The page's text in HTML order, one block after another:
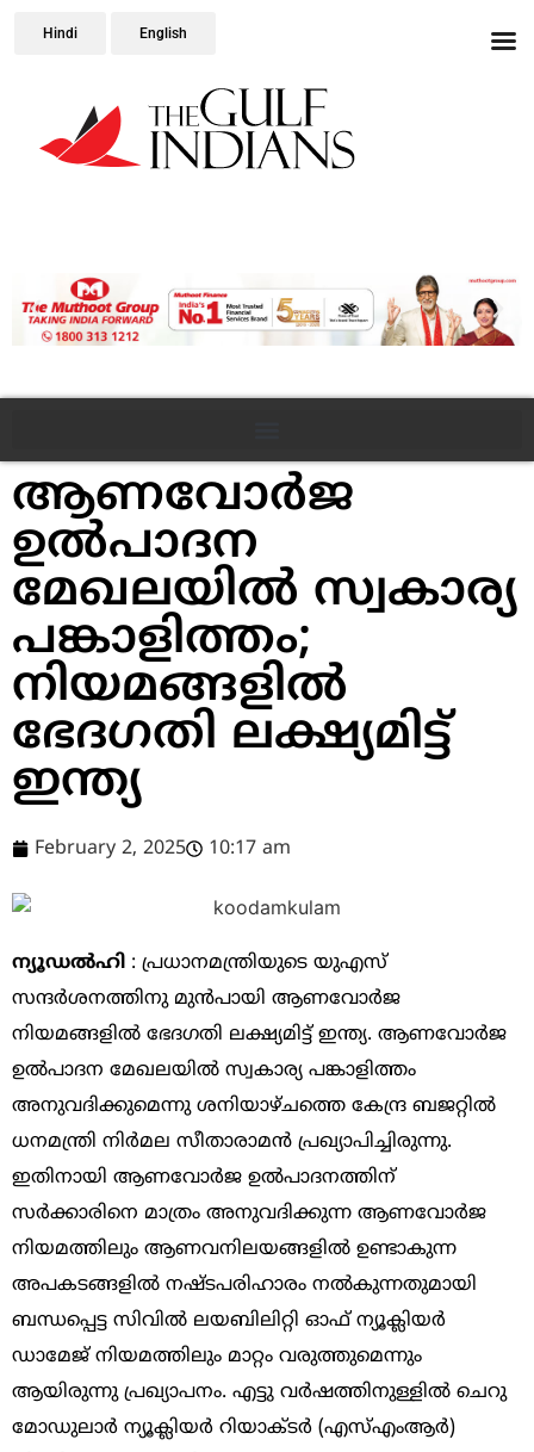
Hindi English
ആണവോർജ
ഉൽപാദന
മേഖലയിൽ സ്വകാര്യ
പങ്കാളിത്തം;
നിയമങ്ങളിൽ
ഭേദഗതി ലക്ഷ്യമിട്ട്
ഇന്ത്യ
February 2, 2025 10:17 am
ന്യൂഡൽഹി : പ്രധാനമന്ത്രിയുടെ യുഎസ്
സന്ദർശനത്തിനു മുൻപായി ആണവോർജ
നിയമങ്ങളിൽ ഭേദഗതി ലക്ഷ്യമിട്ട് ഇന്ത്യ. ആണവോർജ
ഉൽപാദന മേഖലയിൽ സ്വകാര്യ പങ്കാളിത്തം
അനുവദിക്കുമെന്നു ശനിയാഴ്ചത്തെ കേന്ദ്ര ബജറ്റിൽ
ധനമന്ത്രി നിർമല സീതാരാമൻ പ്രഖ്യാപിച്ചിരുന്നു.
ഇതിനായി ആണവോർജ ഉൽപാദനത്തിന്
സർക്കാരിനെ മാത്രം അനുവദിക്കുന്ന ആണവോർജ
നിയമത്തിലും ആണവനിലയങ്ങളിൽ ഉണ്ടാകുന്ന
അപകടങ്ങളിൽ നഷ്ടപരിഹാരം നൽകുന്നതുമായി
ബന്ധപ്പെട്ട സിവിൽ ലയബിലിറ്റി ഓഫ് ന്യൂക്ലിയർ
ഡാമേജ് നിയമത്തിലും മാറ്റം വരുത്തുമെന്നും
ആയിരുന്നു പ്രഖ്യാപനം. എട്ടു വർഷത്തിനുള്ളിൽ ചെറു
മോഡുലാർ ന്യൂക്ലിയർ റിയാക്ടർ (എസ്എംആർ)